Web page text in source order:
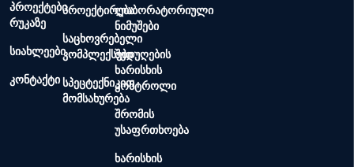
პროექტები
რუკაზე
სიახლეები
კონტაქტი
პროექტირება
საცხოვრებელი
კომპლექსები
სპეცტექნიკით
მომსახურება
ლაბორატორიული
ნიმუშები
შედუღების
ხარისხის
კონტროლი
შრომის
უსაფრთხოება
ხარისხის